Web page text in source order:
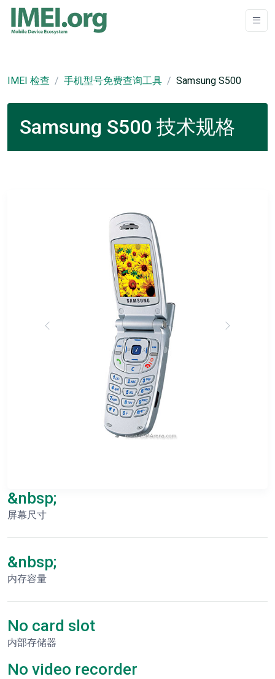
IMEI 检查 手机型号免费查询工具 Samsung S500
Samsung S500 技术规格
&nbsp;
屏幕尺寸
&nbsp;
内存容量
No card slot
内部存储器
No video recorder